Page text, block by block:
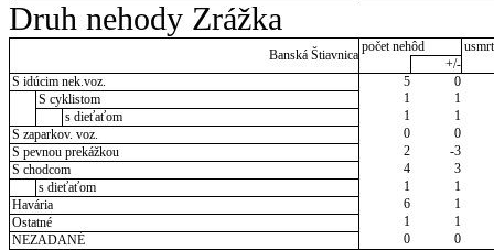
Druh nehody Zrážka
Banská Štiavnica
počet nehôd
+/-
S idúcim nek.voz.
5
0
S cyklistom
1
1
s dieťaťom
1
1
S zaparkov. voz.
0
0
S pevnou prekážkou
2
-3
S chodcom
4
3
s dieťaťom
1
1
Havária
6
1
Ostatné
1
1
NEZADANÉ
0 0